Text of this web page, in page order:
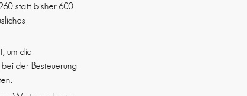
statt bisher 600
um die
der Besteuerung